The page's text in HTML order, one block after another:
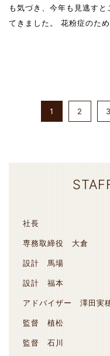
も気づき、今年も見逃す
てきました。 花粉症のた
1 2 3
社長
専務取締役 大倉
設計 馬場
設計 福本
アドバイザー 澤田実
監督 植松
監督 石川